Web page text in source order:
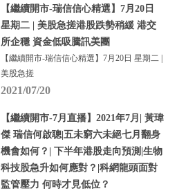
【繼續開市-瑞信信心精選】7月20日
星期二 | 美股急搓港股跌勢稍緩 港交
所企穩 資金低吸騰訊美團
【繼續開市-瑞信信心精選】7月20日 星期二 |
美股急搓
2021/07/20
【繼續開市-7月直播】2021年7月| 黃瑋
傑 瑞信何啟聰|五未窮六未絕七月翻身
機會如何？| 下半年港股走向預測|生物
科技股急升如何應對？|科網龍頭面對
監管壓力 何時才見低位？